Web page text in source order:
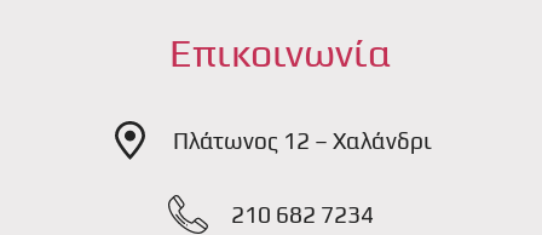
Επικοινωνία
Πλάτωνος 12 – Χαλάνδρι
210 682 7234